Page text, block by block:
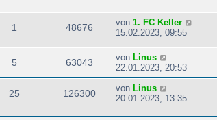
1 48676 von 1. FC Keller
15.02.2023, 09:55
5 63043 von Linus
22.01.2023, 20:53
25 126300 von Linus
20.01.2023, 13:35